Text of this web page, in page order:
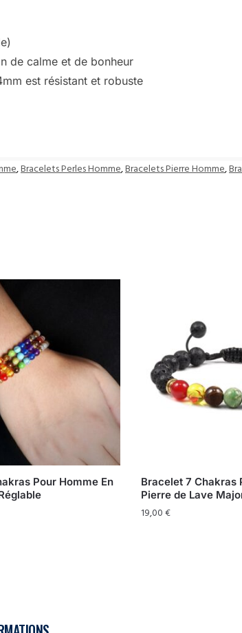
de calme et de bonheur
est résistant et robuste
,Bracelets Perles Homme,Bracelets Pierre Homme,
Pour Homme En
Bracelet 7 Chakras
Pierre de Lave
19,00€